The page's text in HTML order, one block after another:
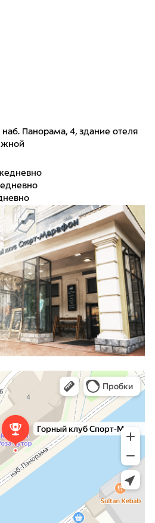
наб. Панорама, 4, здание отеля